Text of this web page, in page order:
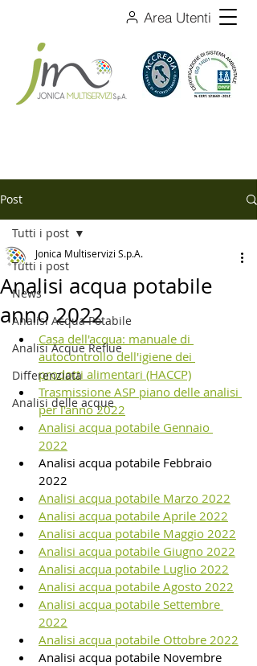
Area Utenti
Post
Tutti i post
News
Analisi Acqua Potabile
Analisi Acque Reflue
Differenziata
Analisi delle acque
Tutti i post
Analisi acqua potabile
anno 2022
Jonica Multiservizi S.p.A.
Casa dell'acqua: manuale di
autocontrollo dell'igiene dei
prodotti alimentari (HACCP)
Trasmissione ASP piano delle analisi
per l'anno 2022
Analisi acqua potabile Gennaio
2022
Analisi acqua potabile Febbraio
2022
Analisi acqua potabile Marzo 2022
Analisi acqua potabile Aprile 2022
Analisi acqua potabile Maggio 2022
Analisi acqua potabile Giugno 2022
Analisi acqua potabile Luglio 2022
Analisi acqua potabile Agosto 2022
Analisi acqua potabile Settembre
2022
Analisi acqua potabile Ottobre 2022
Analisi acqua potabile Novembre